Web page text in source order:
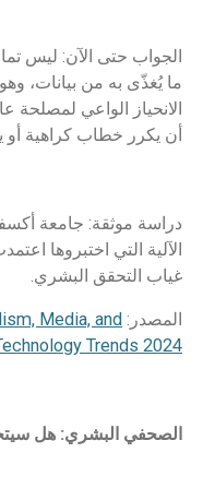
الجواب حتى الآن: ليس
ما يُغذّى به من بيانات،
الانحياز الواعي
أن يكرر خطاب كراهية أو
الآلية التي اختبروها
غياب التحقق البشري.
المصدر: Media, and
Trends 2024
الصحفي البشري: هل